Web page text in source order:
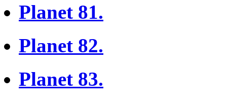
Planet 81.
Planet 82.
Planet 83.